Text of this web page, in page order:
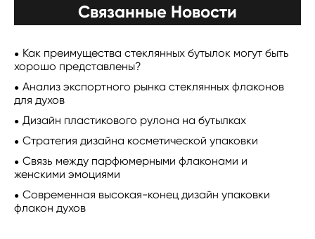
Связанные Новости
Как преимущества стеклянных бутылок могут быть
хорошо представлены?
Анализ экспортного рынка стеклянных флаконов
для духов
Дизайн пластикового рулона на бутылках
Стратегия дизайна косметической упаковки
Связь между парфюмерными флаконами и
женскими эмоциями
Современная высокая-конец дизайн упаковки
флакон духов